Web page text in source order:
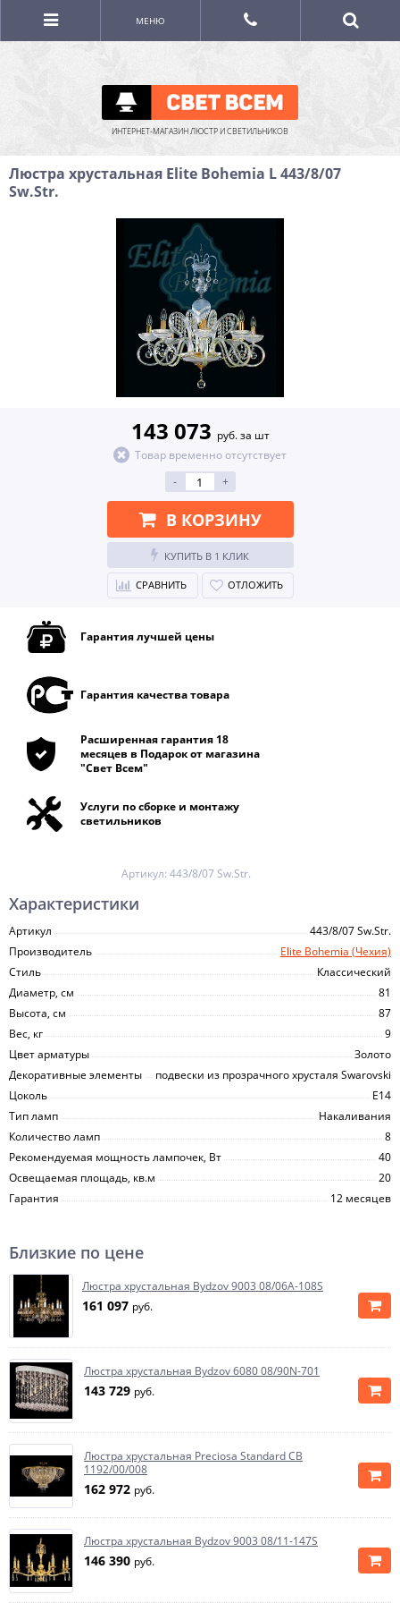
ИНТЕРНЕТ-МАГАЗИН ЛЮСТР И СВЕТИЛЬНИКОВ
МЕНЮ
Люстра хрустальная Elite Bohemia L 443/8/07
Sw.Str.
143 073 руб. за шт
Товар временно отсутствует
-
+
В КОРЗИНУ
КУПИТЬ В 1 КЛИК
СРАВНИТЬ ОТЛОЖИТЬ
Гарантия лучшей цены
Гарантия качества товара
Расширенная гарантия 18
месяцев в Подарок от магазина
"Свет Всем"
Услуги по сборке и монтажу
светильников
Артикул: 443/8/07 Sw.Str.
Характеристики
Артикул
443/8/07 Sw.Str.
Производитель
Elite Bohemia (Чехия)
Стиль
Классический
Диаметр, см
81
Высота, см
87
Вес, кг
9
Цвет арматуры
Золото
Декоративные элементы
подвески из прозрачного хрусталя Swarovski
Цоколь
E14
Тип ламп
Накаливания
Количество ламп
8
Рекомендуемая мощность лампочек, Вт
40
Освещаемая площадь, кв.м
20
Гарантия
12 месяцев
Близкие по цене
Люстра хрустальная Bydzov 9003 08/06A-108S
161 097 руб.
Люстра хрустальная Bydzov 6080 08/90N-701
143 729 руб.
Люстра хрустальная Preciosa Standard CB
1192/00/008
162 972 руб.
Люстра хрустальная Bydzov 9003 08/11-147S
146 390 руб.